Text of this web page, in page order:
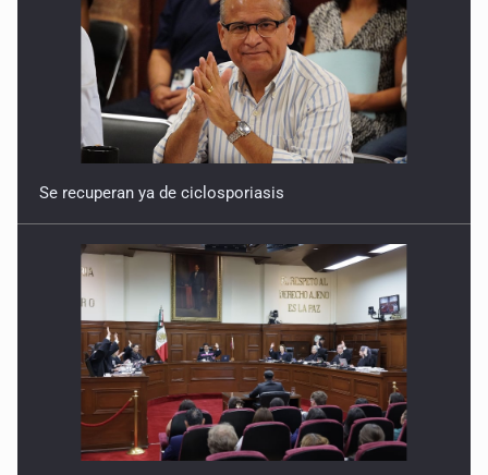
Se recuperan ya de ciclosporiasis